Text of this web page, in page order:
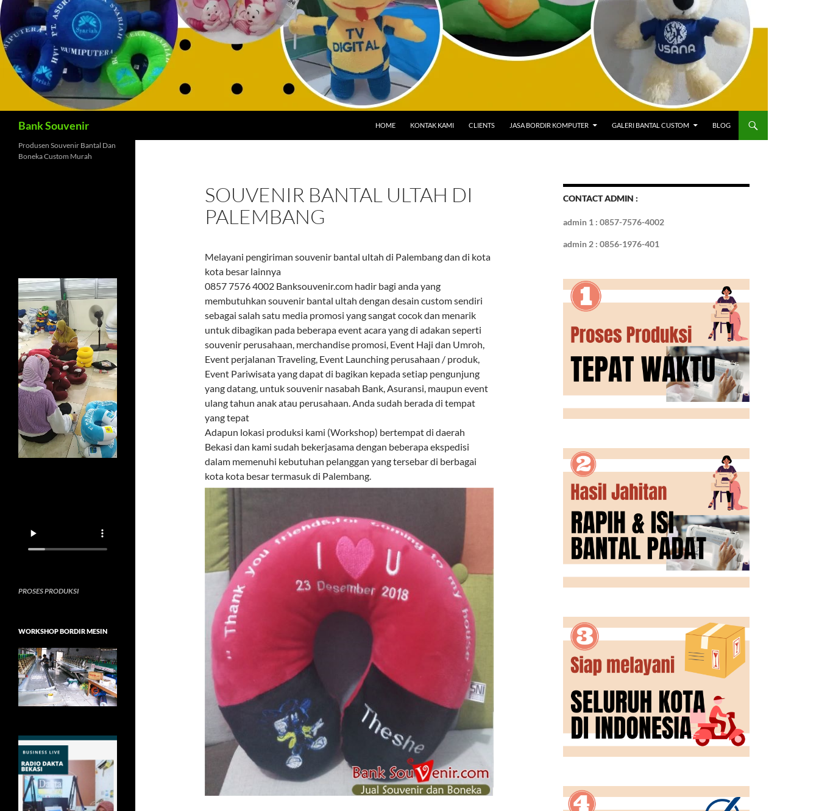
Bank Souvenir HOME KONTAK KAMI CLIENTS JASA BORDIR KOMPUTER GALERI BANTAL CUSTOM BLOG
SOUVENIR BANTAL ULTAH DI
PALEMBANG
Melayani pengiriman souvenir bantal ultah di Palembang dan di kota
kota besar lainnya
0857 7576 4002 Banksouvenir.com hadir bagi anda yang
membutuhkan souvenir bantal ultah dengan desain custom sendiri
sebagai salah satu media promosi yang sangat cocok dan menarik
untuk dibagikan pada beberapa event acara yang di adakan seperti
souvenir perusahaan, merchandise promosi, Event Haji dan Umroh,
Event perjalanan Traveling, Event Launching perusahaan / produk,
Event Pariwisata yang dapat di bagikan kepada setiap pengunjung
yang datang, untuk souvenir nasabah Bank, Asuransi, maupun event
ulang tahun anak atau perusahaan. Anda sudah berada di tempat
yang tepat
Adapun lokasi produksi kami (Workshop) bertempat di daerah
Bekasi dan kami sudah bekerjasama dengan beberapa ekspedisi
dalam memenuhi kebutuhan pelanggan yang tersebar di berbagai
kota kota besar termasuk di Palembang.
CONTACT ADMIN :
admin 1 : 0857-7576-4002
admin 2 : 0856-1976-401
Produsen Souvenir Bantal Dan
Boneka Custom Murah
PROSES PRODUKSI
WORKSHOP BORDIR MESIN